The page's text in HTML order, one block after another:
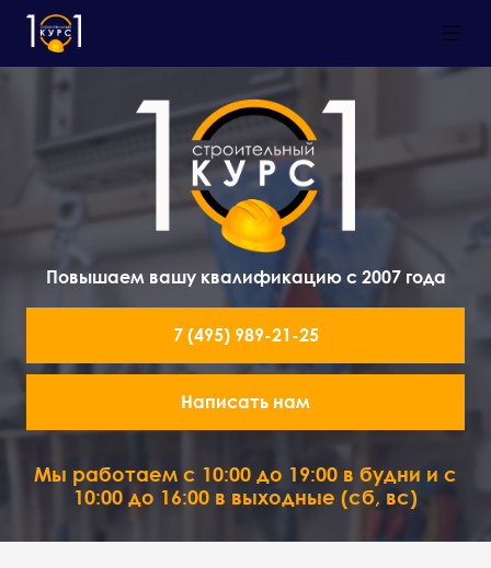
Повышаем вашу квалификацию с 2007 года
7 (495) 989-21-25
Написать нам
Мы работаем с 10:00 до 19:00 в будни и с
10:00 до 16:00 в выходные (сб, вс)